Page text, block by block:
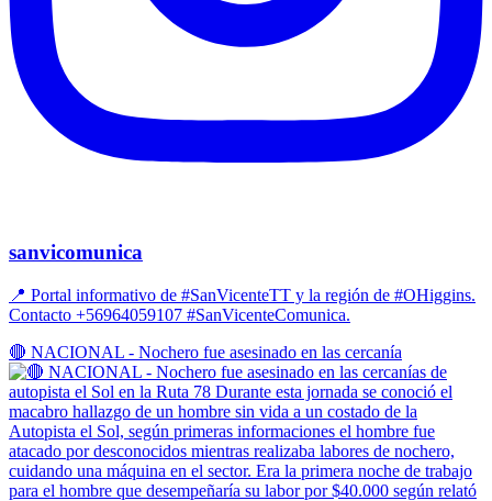
sanvicomunica
📍 Portal informativo de #SanVicenteTT y la región de #OHiggins.
Contacto +56964059107 #SanVicenteComunica.
🔴 NACIONAL - Nochero fue asesinado en las cercanía